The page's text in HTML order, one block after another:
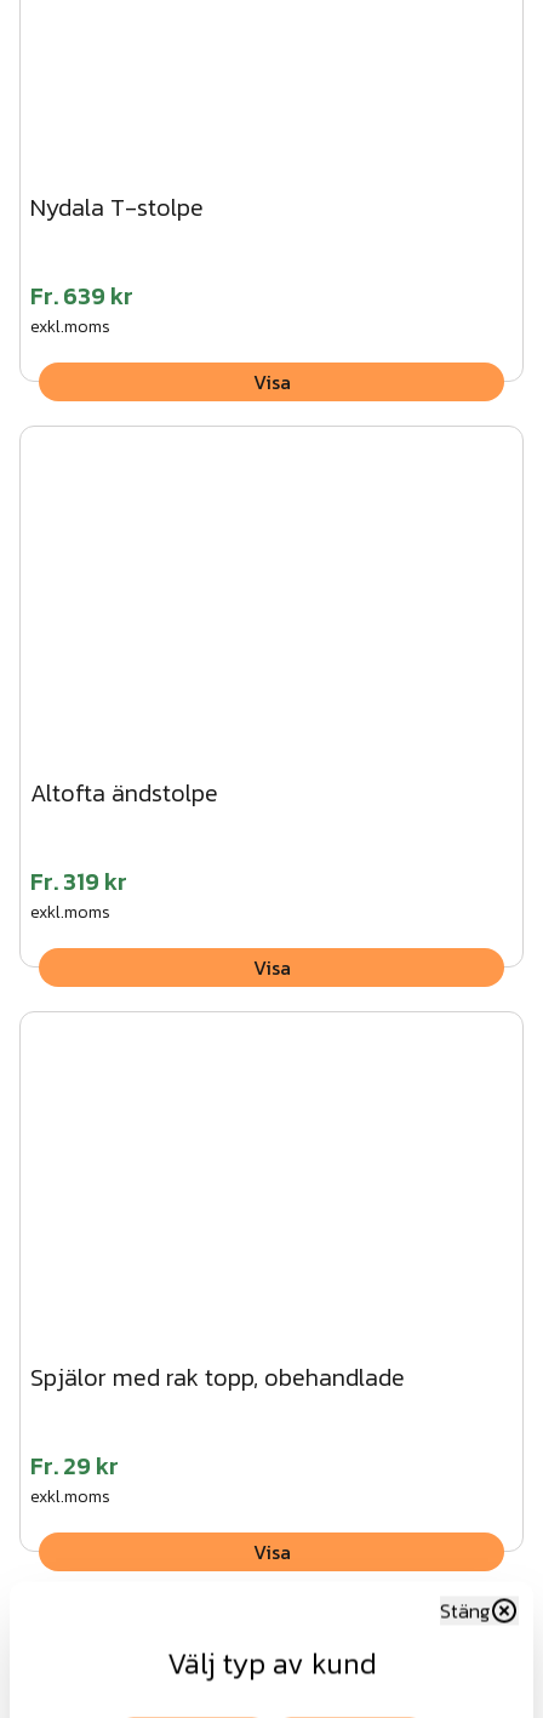
Nydala T-stolpe
Fr.639 kr
exkl.moms
Visa
Altofta ändstolpe
Fr.319 kr
exkl.moms
Visa
Spjälor med rak topp, obehandlade
Fr.29 kr
exkl.moms
Visa
Välj typ av kund
Stäng